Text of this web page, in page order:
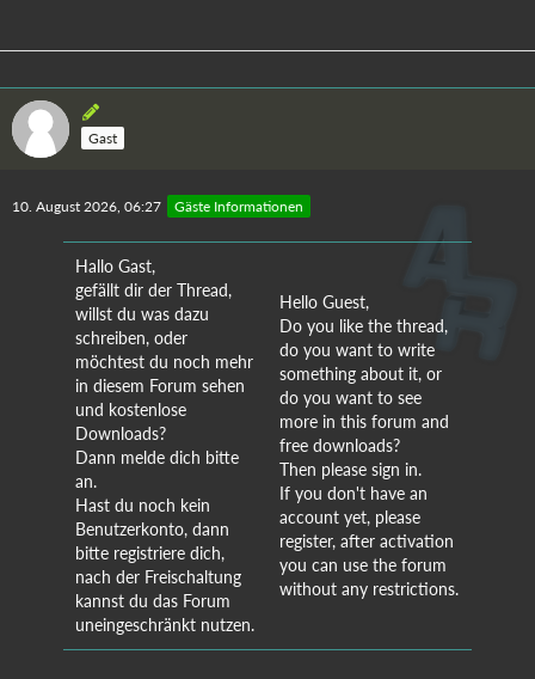
Gast
10. August 2026, 06:27 Gäste Informationen
Hallo Gast,
gefällt dir der Thread,
willst du was dazu
schreiben, oder
möchtest du noch mehr
in diesem Forum sehen
und kostenlose
Downloads?
Dann melde dich bitte
an.
Hast du noch kein
Benutzerkonto, dann
bitte registriere dich,
nach der Freischaltung
kannst du das Forum
uneingeschränkt nutzen.
Hello Guest,
Do you like the thread,
do you want to write
something about it, or
do you want to see
more in this forum and
free downloads?
Then please sign in.
If you don't have an
account yet, please
register, after activation
you can use the forum
without any restrictions.